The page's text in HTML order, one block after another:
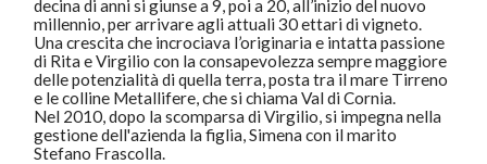
decina di anni si giunse a 9, poi a 20, all’inizio del nuovo
millennio, per arrivare agli attuali 30 ettari di vigneto.
Una crescita che incrociava l’originaria e intatta passione
di Rita e Virgilio con la consapevolezza sempre maggiore
delle potenzialità di quella terra, posta tra il mare Tirreno
e le colline Metallifere, che si chiama Val di Cornia.
Nel 2010, dopo la scomparsa di Virgilio, si impegna nella
gestione dell'azienda la figlia, Simena con il marito
Stefano Frascolla.